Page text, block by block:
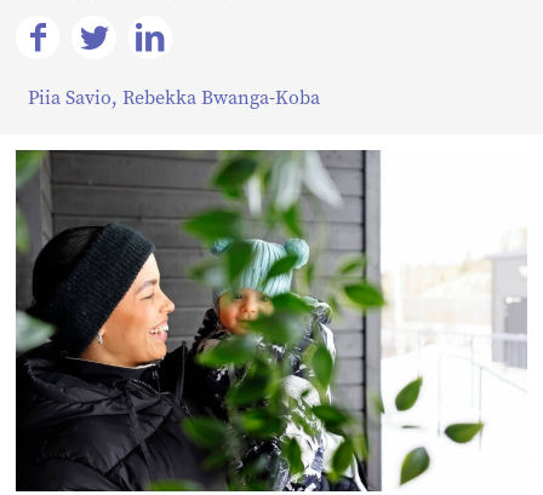
Jaa
Facebookissa
Jaa
Twitterissä
Jaa
Linkedinissä
Piia Savio, Rebekka Bwanga-Koba